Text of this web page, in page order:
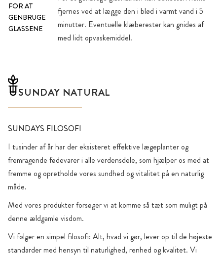
FOR AT
GENBRUGE
GLASSENE
fjernes ved at lægge den i blød i varmt vand i 5
minutter. Eventuelle klæberester kan gnides af
med lidt opvaskemiddel.
SUNDAY NATURAL
SUNDAYS FILOSOFI
I tusinder af år har der eksisteret effektive lægeplanter og
fremragende fødevarer i alle verdensdele, som hjælper os med at
fremme og opretholde vores sundhed og vitalitet på en naturlig
måde.
Med vores produkter forsøger vi at komme så tæt som muligt på
denne ældgamle visdom.
Vi følger en simpel filosofi: Alt, hvad vi gør, lever op til de højeste
standarder med hensyn til naturlighed, renhed og kvalitet. Vi